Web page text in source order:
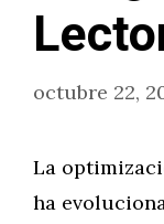
octubre 22,
La
ha